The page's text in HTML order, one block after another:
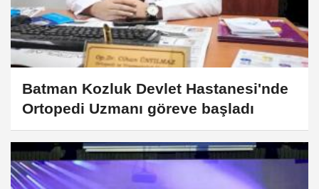
Batman Kozluk Devlet Hastanesi'nde
Ortopedi Uzmanı göreve başladı